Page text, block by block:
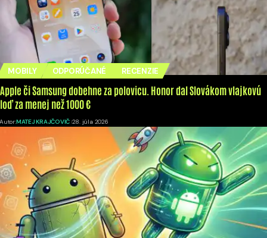
MOBILY ODPORÚČANÉ RECENZIE
Apple či Samsung dobehne za polovicu. Honor dal Slovákom vlajkovú
loď za menej než 1000 €
Autor:MATEJ KRAJČOVIČ 28. júla 2026